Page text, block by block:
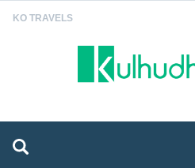
KO TRAVELS